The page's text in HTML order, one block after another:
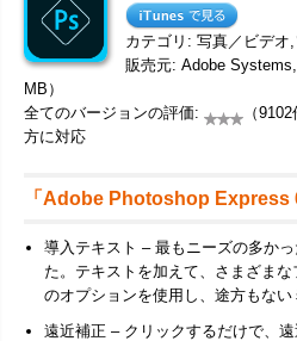
カテゴリ: 写真／ビデオ
販売元: Adobe
MB）
全てのバージョンの評価:
（
方に対応
「Adobe Photoshop Express
導入テキスト – 最もニーズの多か
た。テキストを加えて、さまざま
のオプションを使用し、途方もない
遠近補正 – クリックするだけで、